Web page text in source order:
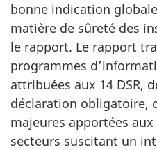
bonne indication
matière de sûreté des
le rapport. Le rapport
programmes
attribuées aux 14 DSR,
déclaration obligatoire,
majeures apportées
secteurs suscitant un